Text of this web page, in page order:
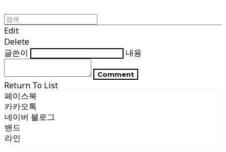
Edit
Delete
글쓴이
내용
Comment
Return To List
페이스북
카카오톡
네이버 블로그
밴드
라인